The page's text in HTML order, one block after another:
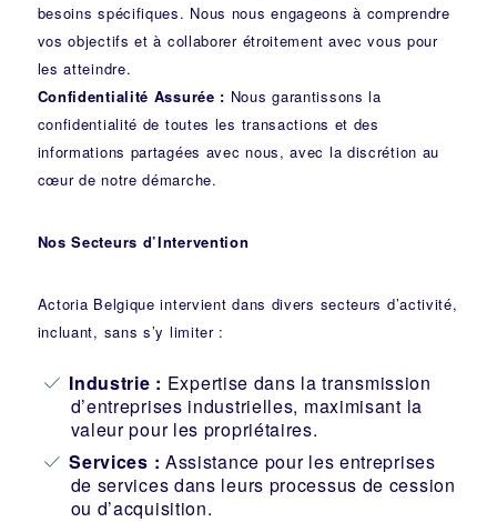
besoins spécifiques. Nous nous engageons à comprendre
vos objectifs et à collaborer étroitement avec vous pour
les atteindre.
Confidentialité Assurée : Nous garantissons la
confidentialité de toutes les transactions et des
informations partagées avec nous, avec la discrétion au
cœur de notre démarche.
Nos Secteurs d’Intervention
Actoria Belgique intervient dans divers secteurs d’activité,
incluant, sans s’y limiter :
Industrie : Expertise dans la transmission
d’entreprises industrielles, maximisant la
valeur pour les propriétaires.
Services : Assistance pour les entreprises
de services dans leurs processus de cession
ou d’acquisition.